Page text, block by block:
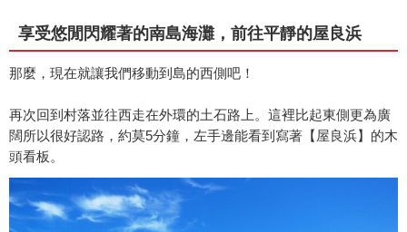
享受悠閒閃耀著的南島海灘，前往平靜的屋良浜
那麼，現在就讓我們移動到島的西側吧！
再次回到村落並往西走在外環的土石路上。這裡比起東側更為廣
闊所以很好認路，約莫5分鐘，左手邊能看到寫著【屋良浜】的木
頭看板。